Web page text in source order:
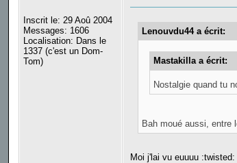
Inscrit le: 29 Aoû 2004
Messages: 1606
Localisation: Dans le
1337 (c'est un Dom-
Tom)
Lenouvdu44 a écrit:
Mastakilla a écrit:
Nostalgie quand tu
Bah moué aussi, entre
Moi j'lai vu euuuu :twisted: